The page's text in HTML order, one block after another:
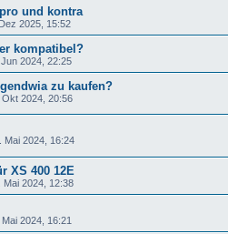
und kontra
2025, 15:52
kompatibel?
2024, 22:25
zu kaufen?
Okt 2024, 20:56
Mai 2024, 16:24
XS 400 12E
Mai 2024, 12:38
2024, 16:21